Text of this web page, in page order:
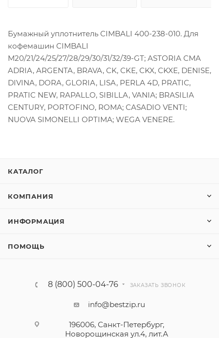
Бумажный уплотнитель CIMBALI 400-238-010. Для
кофемашин CIMBALI
M20/21/24/25/27/28/29/30/31/32/39-GT; ASTORIA CMA
ADRIA, ARGENTA, BRAVA, CK, CKE, CKX, CKXE, DENISE,
DIVINA, DORA, GLORIA, LISA, PERLA 4D, PRATIC,
PRATIC NEW, RAPALLO, SIBILLA, VANIA; BRASILIA
CENTURY, PORTOFINO, ROMA; CASADIO VENTI;
NUOVA SIMONELLI OPTIMA; WEGA VENERE.
КАТАЛОГ
КОМПАНИЯ
ИНФОРМАЦИЯ
ПОМОЩЬ
8 (800) 500-04-76 ЗАКАЗАТЬ ЗВОНОК
info@bestzip.ru
196006, Санкт-Петербург,
Новорощинская ул.4, лит.А